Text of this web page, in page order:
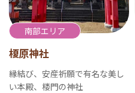
南部エリア
榎原神社
縁結び、安産祈願で有名な美し
い本殿、楼門の神社